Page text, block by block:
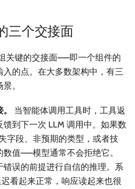
三个交接面
关键的交接面——即一个组件的
的点。在大多数架构中，有三
。
当智能体调用工具时，工具返
到下一次 LLM 调用中。如果数
字段、非预期的类型，或者技
值——模型通常不会拒绝它。
误的前提进行自信的推理。系
看起来正常，响应读起来也很